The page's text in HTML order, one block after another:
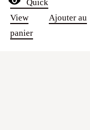
View
Ajouter au
panier